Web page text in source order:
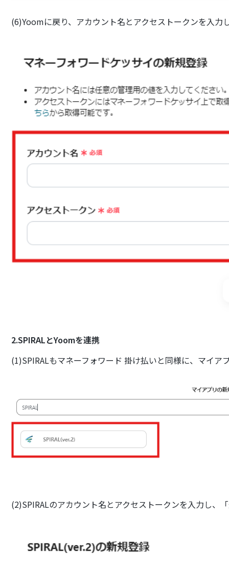
(6)Yoomに戻り、アカウント名とアクセストークンを入力
2.SPIRALとYoomを連携
(1)SPIRALもマネーフォワード 掛け払いと同様に、マイア
(2)SPIRALのアカウント名とアクセストークンを入力し、